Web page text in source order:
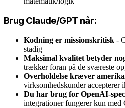
Brug Claude/GPT når:
Kodning er missionskritisk -
stadig
Maksimal kvalitet betyder
trækker foran på de sværeste
Overholdelse kræver
virksomhedskunder
Du har brug for OpenAI-
integrationer fungerer kun med